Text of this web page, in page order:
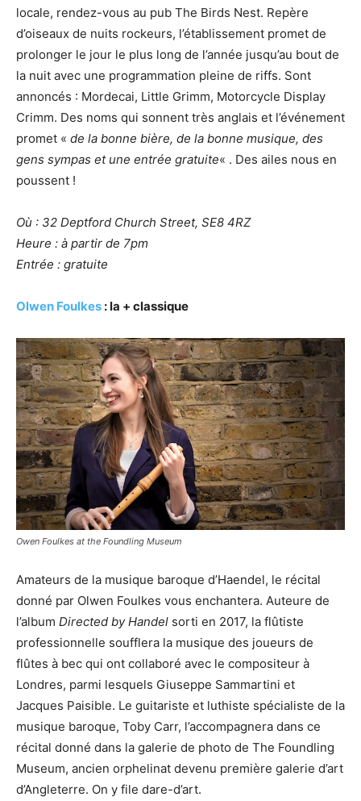
locale, rendez-vous au pub The Birds Nest. Repère
d’oiseaux de nuits rockeurs, l’établissement promet de
prolonger le jour le plus long de l’année jusqu’au bout de
la nuit avec une programmation pleine de riffs. Sont
annoncés : Mordecai, Little Grimm, Motorcycle Display
Crimm. Des noms qui sonnent très anglais et l’événement
promet « de la bonne bière, de la bonne musique, des
gens sympas et une entrée gratuite« . Des ailes nous en
poussent !
Où : 32 Deptford Church Street, SE8 4RZ
Heure : à partir de 7pm
Entrée : gratuite
Olwen Foulkes : la + classique
Owen Foulkes at the Foundling Museum
Amateurs de la musique baroque d’Haendel, le récital
donné par Olwen Foulkes vous enchantera. Auteure de
l’album Directed by Handel sorti en 2017, la flûtiste
professionnelle soufflera la musique des joueurs de
flûtes à bec qui ont collaboré avec le compositeur à
Londres, parmi lesquels Giuseppe Sammartini et
Jacques Paisible. Le guitariste et luthiste spécialiste de la
musique baroque, Toby Carr, l’accompagnera dans ce
récital donné dans la galerie de photo de The Foundling
Museum, ancien orphelinat devenu première galerie d’art
d’Angleterre. On y file dare-d’art.